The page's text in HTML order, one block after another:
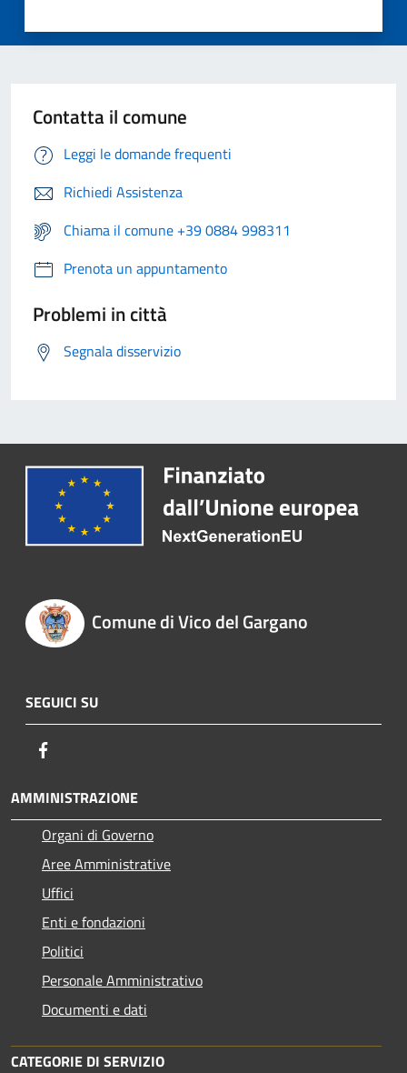
Contatta il comune
Leggi le domande frequenti
Richiedi Assistenza
Chiama il comune +39 0884 998311
Prenota un appuntamento
Problemi in città
Segnala disservizio
Comune di Vico del Gargano
SEGUICI SU
AMMINISTRAZIONE
Organi di Governo
Aree Amministrative
Uffici
Enti e fondazioni
Politici
Personale Amministrativo
Documenti e dati
CATEGORIE DI SERVIZIO